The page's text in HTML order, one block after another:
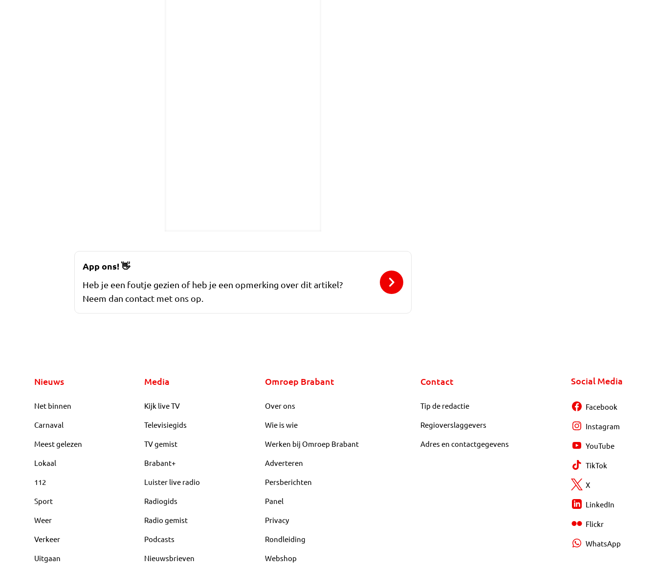
App ons!👋
Heb je een foutje gezien of heb je een opmerking over dit artikel?
Neem dan contact met ons op.
Nieuws
Net binnen
Carnaval
Meest gelezen
Lokaal
112
Sport
Weer
Verkeer
Uitgaan
Media
Kijk live TV
Televisiegids
TV gemist
Brabant+
Luister live radio
Radiogids
Radio gemist
Podcasts
Nieuwsbrieven
Omroep Brabant
Over ons
Wie is wie
Werken bij Omroep Brabant
Adverteren
Persberichten
Panel
Privacy
Rondleiding
Webshop
Contact
Tip de redactie
Regioverslaggevers
Adres en contactgegevens
Social Media
Facebook
Instagram
YouTube
TikTok
X
LinkedIn
Flickr
WhatsApp